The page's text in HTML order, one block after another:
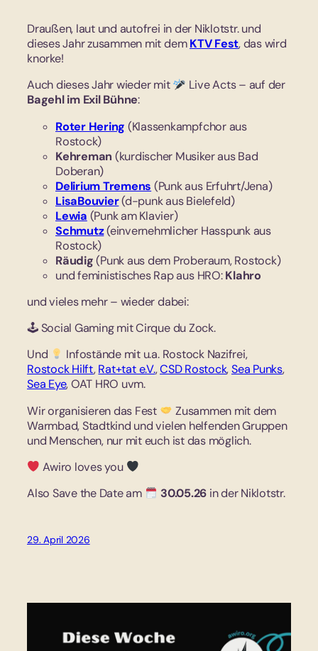
Draußen, laut und autofrei in der Niklotstr. und
dieses Jahr zusammen mit demKTV Fest, das wird
knorke!
Auch dieses Jahr wieder mit
Live Acts – auf der
Bagehl im Exil Bühne:
Roter Hering (Klassenkampfchor aus
Rostock)
Kehreman (kurdischer Musiker aus Bad
Doberan)
Delirium Tremens (Punk aus Erfuhrt/Jena)
LisaBouvier(d-punk aus Bielefeld)
Lewia (Punk am Klavier)
Schmutz(einvernehmlicher Hasspunk aus
Rostock)
Räudig(Punk aus dem Proberaum, Rostock)
und feministisches Rap aus HRO:Klahro
und vieles mehr – wieder dabei:
🕹 Social Gaming mit Cirque du Zock.
Und
Infostände mit u.a. Rostock Nazifrei,
Rostock Hilft,Rat+tat e.V.,CSD Rostock,Sea Punks,
Sea Eye, OAT HRO uvm.
Wir organisieren das Fest
Zusammen mit dem
Warmbad, Stadtkind und vielen helfenden Gruppen
und Menschen, nur mit euch ist das möglich.
Awiro loves you
Also Save the Date am
30.05.26 in der Niklotstr.
29. April 2026